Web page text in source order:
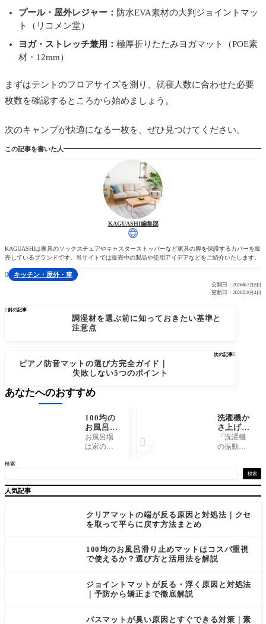
プール・屋外レジャー： 防水EVA素材の大判ジョイントマッ
ト（リコメン堂）
ヨガ・ストレッチ兼用： 極厚折りたたみヨガマット（POE素
材・12mm）
まずはテントのフロアサイズを測り、就寝人数に合わせた必要
枚数を確認するところから始めましょう。
次のキャンプが快適になる一枚を、ぜひ見つけてください。
この記事を書いた人
KAGUASHI編集部
KAGUASHIは家具のソックスチェアやキャスターストッパーなど家具の脚を保護するカバーを販
売しているブランドです。当サイトでは販売中の製品や使用アイデアなどをご紹介いたします。
 キッチン・屋外・車
公開日： 2026年7月8日
更新日： 2026年8月4日
前の記事
調湿材を選ぶ前に知っておきたい基準と
注意点
次の記事
ピアノ防音マットの選び方完全ガイド｜
失敗しない5つのポイント
検索
検索
人気記事
クリアマットの端が反る原因と対処法｜クセ
を取って平らに戻す方法まとめ
100均のお風呂滑り止めマットはコスパ重視
で使えるか？選び方と活用法を解説
ジョイントマットが反る・浮く原因と対処法
｜予防から矯正まで徹底解説
バスマットが臭い原因とすぐできる対策｜素
あなたへのおすすめ
100均の
お風呂滑
り止めマ
ットはコ
方と活用
法を解説
お風呂場
は家の中
場所のひ
とつで
た床や石
けんカス
りやすく
なり、高
や
洗濯機か
さ上げ防
音台と
は？選び
モデルを
徹底解説
「洗濯機
の振動音
「洗濯機
下のお手
変で、も
みを抱え
ていませ
